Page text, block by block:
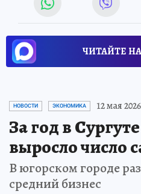
ЧИТАЙТЕ
НОВОСТИ ЭКОНОМИКА 12 мая
За год в
выросло число
В югорском городе
средний бизнес